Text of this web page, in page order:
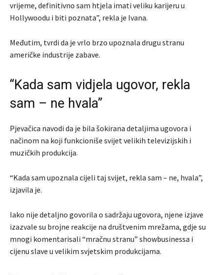
vrijeme, definitivno sam htjela imati veliku karijeru u
Hollywoodu i biti poznata”, rekla je Ivana.
Međutim, tvrdi da je vrlo brzo upoznala drugu stranu
američke industrije zabave.
“Kada sam vidjela ugovor, rekla
sam – ne hvala”
Pjevačica navodi da je bila šokirana detaljima ugovora i
načinom na koji funkcioniše svijet velikih televizijskih i
muzičkih produkcija.
“Kada sam upoznala cijeli taj svijet, rekla sam – ne, hvala”,
izjavila je.
Iako nije detaljno govorila o sadržaju ugovora, njene izjave
izazvale su brojne reakcije na društvenim mrežama, gdje su
mnogi komentarisali “mračnu stranu” showbusinessa i
cijenu slave u velikim svjetskim produkcijama.